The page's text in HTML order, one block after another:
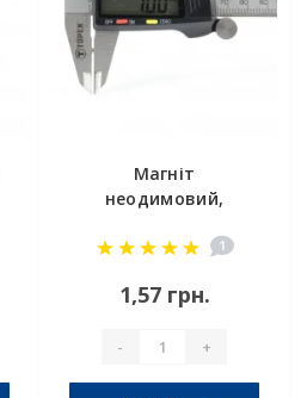
Магніт
неодимовий,
мм
1
1,57 грн.
- +